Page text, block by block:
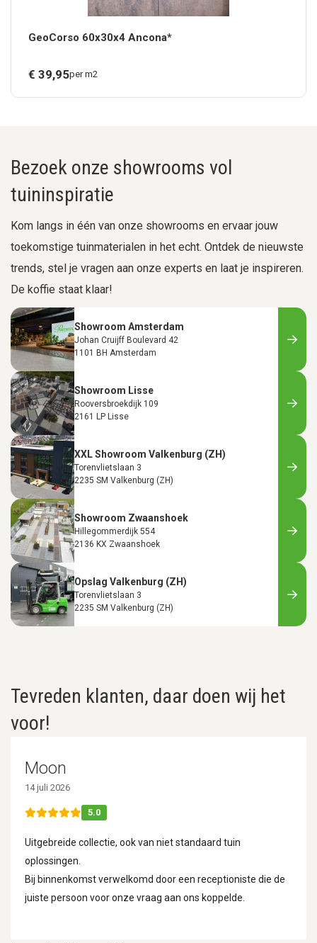
GeoCorso 60x30x4 Ancona*
€ 39,95per m2
Bezoek onze showrooms vol
tuininspiratie
Kom langs in één van onze showrooms en ervaar jouw
toekomstige tuinmaterialen in het echt. Ontdek de nieuwste
trends, stel je vragen aan onze experts en laat je inspireren.
De koffie staat klaar!
Showroom Amsterdam
Johan Cruijff Boulevard 42
1101 BH Amsterdam
Showroom Lisse
Rooversbroekdijk 109
2161 LP Lisse
XXL Showroom Valkenburg (ZH)
Torenvlietslaan 3
2235 SM Valkenburg (ZH)
Showroom Zwaanshoek
Hillegommerdijk 554
2136 KX Zwaanshoek
Opslag Valkenburg (ZH)
Torenvlietslaan 3
2235 SM Valkenburg (ZH)
Tevreden klanten, daar doen wij het
voor!
Moon
14 juli 2026
5.0
Uitgebreide collectie, ook van niet standaard tuin
oplossingen.
Bij binnenkomst verwelkomd door een receptioniste die de
juiste persoon voor onze vraag aan ons koppelde.